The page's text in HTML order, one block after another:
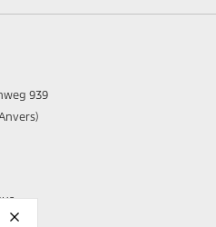
939